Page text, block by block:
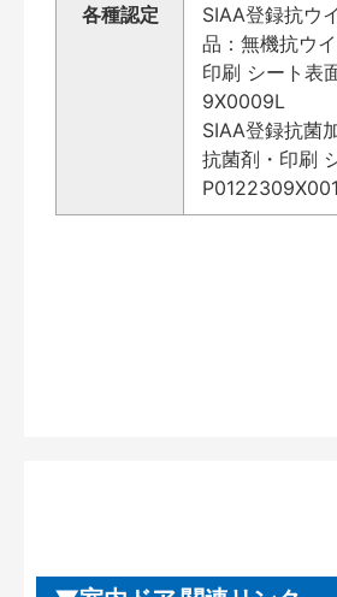
各種認定
SIAA登録抗ウ
品：無機抗ウ
印刷 シート表
9X0009L
SIAA登録抗菌
抗菌剤・印刷